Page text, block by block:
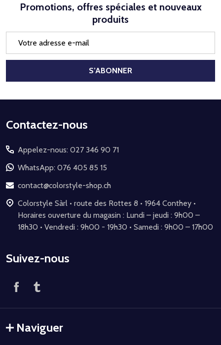
Promotions, offres spéciales et nouveaux
produits
mail
S’ABONNER
Début
pied
de
page
Contactez-nous
Appelez-nous: 027 346 90 71
WhatsApp: 076 405 85 15
contact@colorstyle-shop.ch
Colorstyle Sàrl • route des Rottes 8 • 1964 Conthey •
Horaires ouverture du magasin : Lundi – jeudi : 9h00 –
18h30 • Vendredi : 9h00 - 19h30 • Samedi : 9h00 – 17h00
Suivez-nous
Naviguer